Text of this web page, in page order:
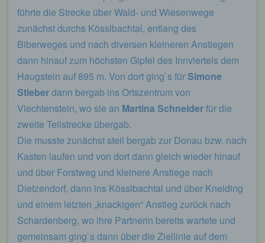
führte die Strecke über Wald- und Wiesenwege
zunächst durchs Kösslbachtal, entlang des
Biberweges und nach diversen kleineren Anstiegen
dann hinauf zum höchsten Gipfel des Innviertels dem
Haugstein auf 895 m. Von dort ging`s fürSimone
Stieberdann bergab ins Ortszentrum von
Viechtenstein, wo sie an Martina Schneiderfür die
zweite Teilstrecke übergab.
Die musste zunächst steil bergab zur Donau bzw. nach
Kasten laufen und von dort dann gleich wieder hinauf
und über Forstweg und kleinere Anstiege nach
Dietzendorf, dann ins Kösslbachtal und über Kneiding
und einem letzten „knackigen“ Anstieg zurück nach
Schardenberg, wo ihre Partnerin bereits wartete und
gemeinsam ging`s dann über die Ziellinie auf dem
Verantwortlicher im Sinne der Datenschutz-
Grundverordnung, sonstiger in den Mitgliedstaaten
der Europäischen Union geltenden
Datenschutzgesetze und anderer Bestimmungen
mit datenschutzrechtlichem Charakter ist die:
Leichtathletik Gemeinschaft Passau
Siegfried Kapfer
94032 Passau
Deutschland
Cookies / SessionStorage / LocalStorage